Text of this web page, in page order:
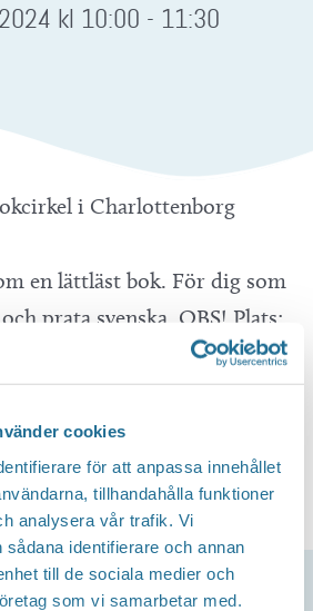
cookies
för att anpassa innehållet
tillhandahålla funktioner
analysera vår trafik. Vi
identifierare och annan
till de sociala medier och
som vi samarbetar med.
kl 10:00 - 11:30
en lättläst bok. För dig som
prata svenska. OBS! Plats:
centrum.